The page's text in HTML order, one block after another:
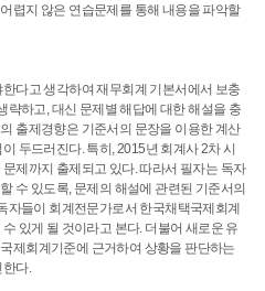
렵지 않은 연습문제를 통해 내용을 파악할
다고 생각하여 재무회계 기본서에서 보충
략하고, 대신 문제별 해답에 대한 해설을 충
출제경향은 기준서의 문장을 이용한 계산
두드러진다. 특히, 2015년 회계사 2차 시
제까지 출제되고 있다. 따라서 필자는 독자
수 있도록, 문제의 해설에 관련된 기준서의
자들이 회계전문가로서 한국채택국제회계
있게 될 것이라고 본다. 더불어 새로운 유
제회계기준에 근거하여 상황을 판단하는
다.